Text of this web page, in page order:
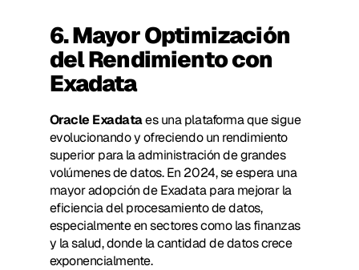
6. Mayor Optimización
del Rendimiento con
Exadata
Oracle Exadata es una plataforma que sigue
evolucionando y ofreciendo un rendimiento
superior para la administración de grandes
volúmenes de datos. En 2024, se espera una
mayor adopción de Exadata para mejorar la
eficiencia del procesamiento de datos,
especialmente en sectores como las finanzas
y la salud, donde la cantidad de datos crece
exponencialmente.